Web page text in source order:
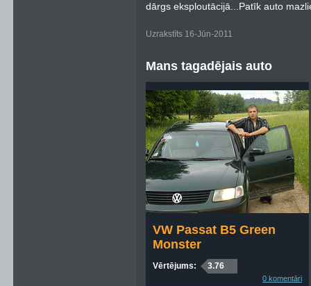
dārgs eksploutācijā...Patīk auto
Uzrakstīts 16-Jūn-2011
Mans tagadējais auto
VW Passat B5 Green
Monster
Vērtējums: 3.76
0 komentāri